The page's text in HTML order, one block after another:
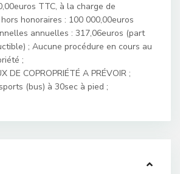
TTC, à la charge de
hors honoraires : 100 000,00euros
annuelles : 317,06euros (part
; Aucune procédure en cours au
;
DE COPROPRIÉTÉ A PRÉVOIR ;
(bus) à 30sec à pied ;